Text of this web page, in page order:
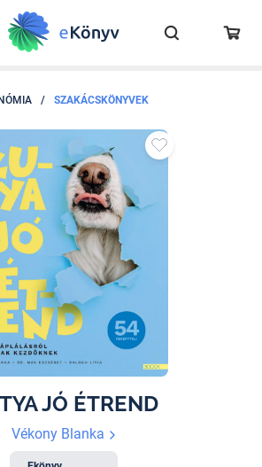
/ SZAKÁCSKÖNYVEK
JÓ ÉTREND
Vékony Blanka